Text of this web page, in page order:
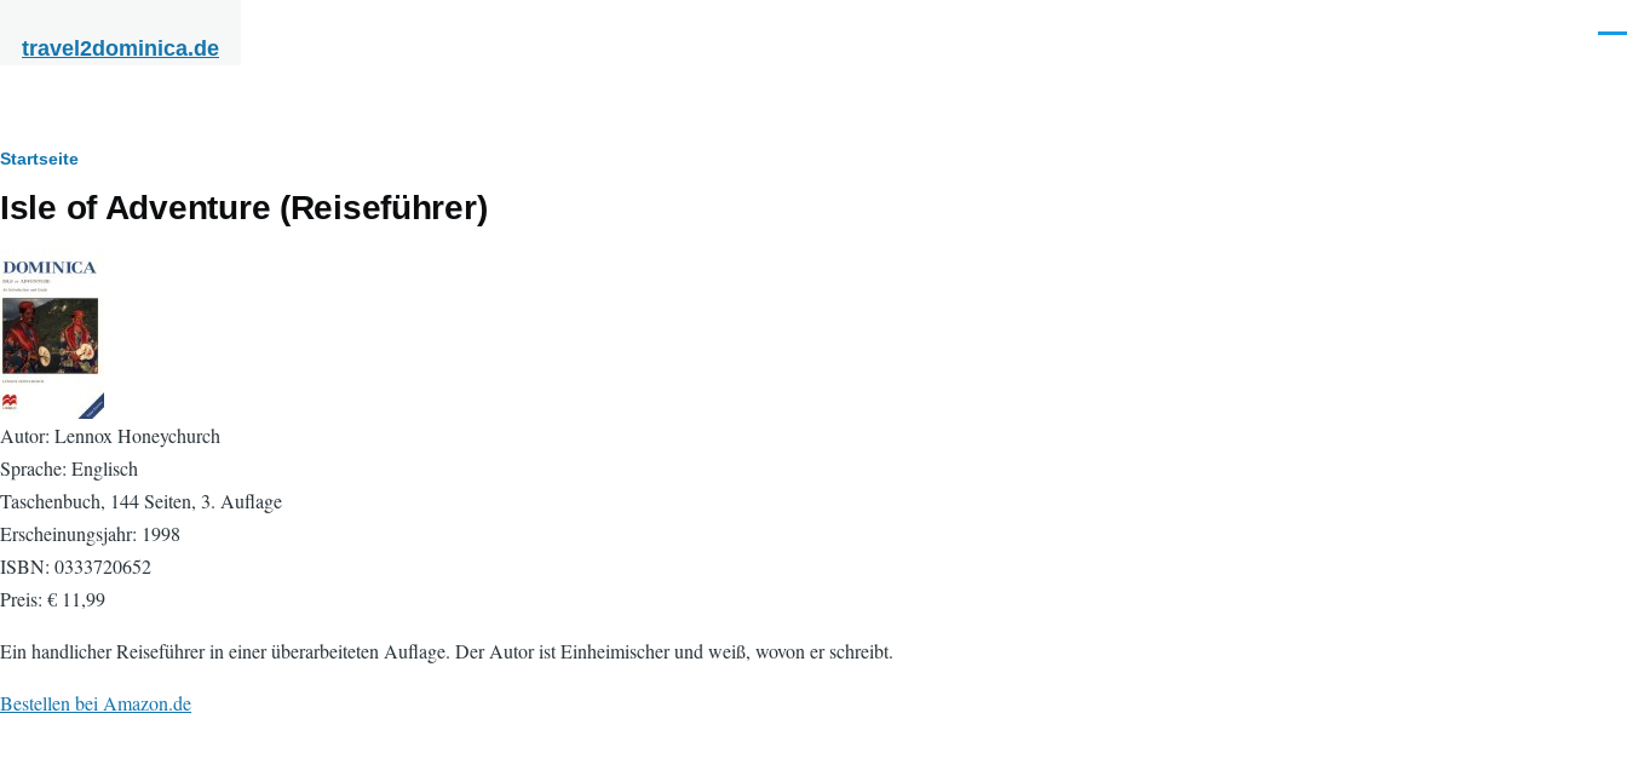
travel2dominica.de
Pfadnavigation
Startseite
Isle of Adventure (Reiseführer)
Autor: Lennox Honeychurch
Sprache: Englisch
Taschenbuch, 144 Seiten, 3. Auflage
Erscheinungsjahr: 1998
ISBN: 0333720652
Preis: € 11,99
Ein handlicher Reiseführer in einer überarbeiteten Auflage. Der Autor ist Einheimischer und weiß, wovon er schreibt.
Bestellen bei Amazon.de